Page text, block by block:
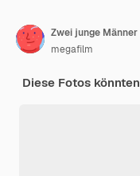
Zwei junge
megafilm
Diese Fotos